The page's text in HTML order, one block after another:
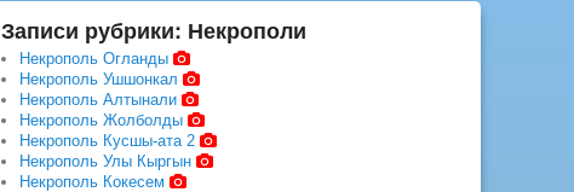
Записи рубрики: Некрополи
Некрополь Огланды
Некрополь Ушшонкал
Некрополь Алтынали
Некрополь Жолболды
Некрополь Кусшы-ата 2
Некрополь Улы Кыргын
Некрополь Кокесем